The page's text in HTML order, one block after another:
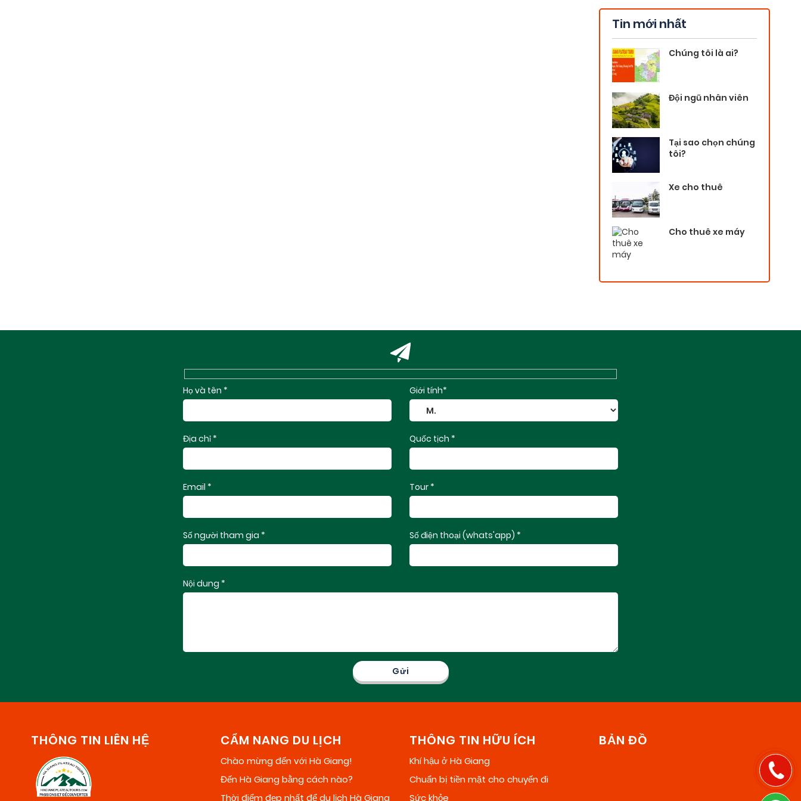
Tin mới nhất
Chúng tôi là ai?
Đội ngũ nhân viên
Tại sao chọn chúng
tôi?
Xe cho thuê
Cho thuê xe máy
Họ và tên * Giới tính*
Địa chỉ * Quốc tịch *
Email * Tour *
Số người tham gia * Số điện thoại (whats'app) *
Nội dung *
THÔNG TIN LIÊN HỆ CẨM NANG DU LỊCH
Chào mừng đến với Hà Giang!
Đến Hà Giang bằng cách nào?
Thời điểm đẹp nhất để du lịch Hà Giang
THÔNG TIN HỮU ÍCH
Khí hậu ở Hà Giang
Chuẩn bị tiền mặt cho chuyến đi
Sức khỏe
BẢN ĐỒ